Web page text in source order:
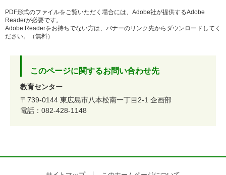
PDF形式のファイルをご覧いただく場合には、Adobe社が提供するAdobe
Readerが必要です。
Adobe Readerをお持ちでない方は、バナーのリンク先からダウンロードしてく
ださい。（無料）
このページに関するお問い合わせ先
教育センター
〒739-0144 東広島市八本松南一丁目2-1 企画部
電話：082-428-1148